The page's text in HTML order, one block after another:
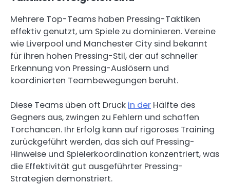
Mehrere Top-Teams haben Pressing-Taktiken
effektiv genutzt, um Spiele zu dominieren. Vereine
wie Liverpool und Manchester City sind bekannt
für ihren hohen Pressing-Stil, der auf schneller
Erkennung von Pressing-Auslösern und
koordinierten Teambewegungen beruht.
Diese Teams üben oft Druck in der Hälfte des
Gegners aus, zwingen zu Fehlern und schaffen
Torchancen. Ihr Erfolg kann auf rigoroses Training
zurückgeführt werden, das sich auf Pressing-
Hinweise und Spielerkoordination konzentriert, was
die Effektivität gut ausgeführter Pressing-
Strategien demonstriert.